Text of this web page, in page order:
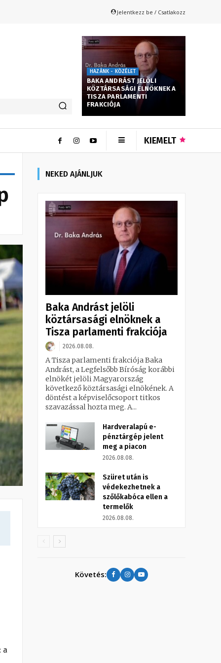
Jelentkezz be / Csatlakozz
HAZÁNK - KÖZÉLET
BAKA ANDRÁST JELÖLI
KÖZTÁRSASÁGI ELNÖKNEK A
TISZA PARLAMENTI
FRAKCIÓJA
KIEMELT
a
NEKED AJÁNLJUK
Baka Andrást jelöli
köztársasági elnöknek a
Tisza parlamenti frakciója
2026.08.08.
A Tisza parlamenti frakciója Baka
Andrást, a Legfelsőbb Bíróság korábbi
elnökét jelöli Magyarország
következő köztársasági elnökének. A
döntést a képviselőcsoport titkos
szavazással hozta meg. A...
Hardveralapú e-
pénztárgép jelent
meg a piacon
2026.08.08.
Szüret után is
védekezhetnek a
szőlőkabóca ellen a
termelők
2026.08.08.
Követés: